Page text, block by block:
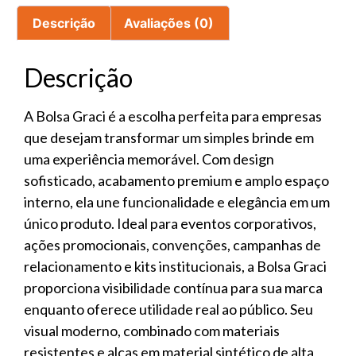
Descrição Avaliações (0)
Descrição
A Bolsa Graci é a escolha perfeita para empresas
que desejam transformar um simples brinde em
uma experiência memorável. Com design
sofisticado, acabamento premium e amplo espaço
interno, ela une funcionalidade e elegância em um
único produto. Ideal para eventos corporativos,
ações promocionais, convenções, campanhas de
relacionamento e kits institucionais, a Bolsa Graci
proporciona visibilidade contínua para sua marca
enquanto oferece utilidade real ao público. Seu
visual moderno, combinado com materiais
resistentes e alças em material sintético de alta